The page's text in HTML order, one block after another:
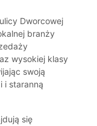
Dworcowej
branży
wysokiej klasy
swoją
i staranną
się